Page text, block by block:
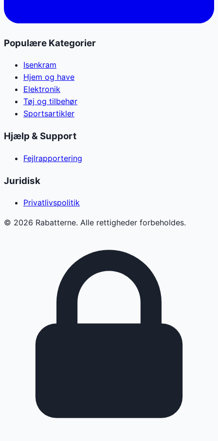
Populære Kategorier
Isenkram
Hjem og have
Elektronik
Tøj og tilbehør
Sportsartikler
Hjælp & Support
Fejlrapportering
Juridisk
Privatlivspolitik
© 2026 Rabatterne. Alle rettigheder forbeholdes.